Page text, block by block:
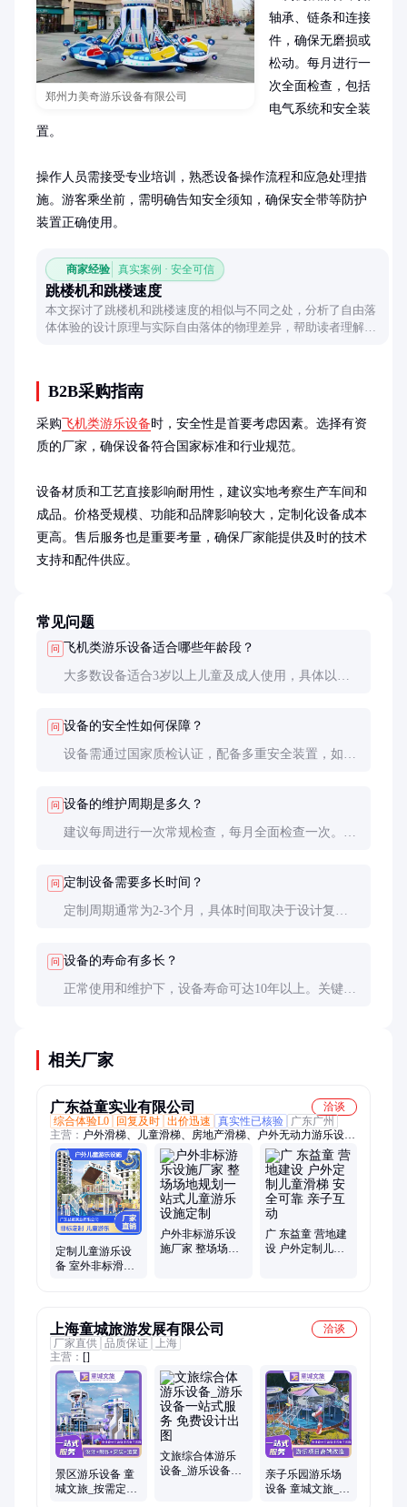
郑州力美奇游乐设备有限公司
轴承、链条和连接
件，确保无磨损或
松动。每月进行一
次全面检查，包括
电气系统和安全装
置。
操作人员需接受专业培训，熟悉设备操作流程和应急处理措
施。游客乘坐前，需明确告知安全须知，确保安全带等防护
装置正确使用。
商家经验 真实案例 · 安全可信
跳楼机和跳楼速度
本文探讨了跳楼机和跳楼速度的相似与不同之处，分析了自由落
体体验的设计原理与实际自由落体的物理差异，帮助读者理解娱
B2B采购指南
采购 飞机类游乐设备时，安全性是首要考虑因素。选择有资
质的厂家，确保设备符合国家标准和行业规范。
设备材质和工艺直接影响耐用性，建议实地考察生产车间和
成品。价格受规模、功能和品牌影响较大，定制化设备成本
更高。售后服务也是重要考量，确保厂家能提供及时的技术
支持和配件供应。
常见问题
问 飞机类游乐设备适合哪些年龄段？
大多数设备适合3岁以上儿童及成人使用，具体以设
问 设备的安全性如何保障？
设备需通过国家质检认证，配备多重安全装置，如安
问 设备的维护周期是多久？
建议每周进行一次常规检查，每月全面检查一次。高
问 定制设备需要多长时间？
定制周期通常为2-3个月，具体时间取决于设计复杂
问 设备的寿命有多长？
正常使用和维护下，设备寿命可达10年以上。关键部
相关厂家
广东益童实业有限公司
洽谈
综合体验L0
回复及时 出价迅速 真实性已核验
广东广州
主营： 户外滑梯、儿童滑梯、房地产滑梯、户外无动力游乐设
施、户外游乐设备、儿童游乐设施、定制游乐设施、房地产配套
游乐、大型游乐设施、组合滑梯、不锈钢滑梯、小区滑梯、塑料
滑梯、幼儿园滑梯、儿童攀爬设施、小型滑梯、大型滑梯、非标
儿童乐园
定制儿童游乐设
备 室外非标滑梯
户外非标游乐设
施厂家 整场场地
广 东益童 营地建
设 户外定制儿童
上海童城旅游发展有限公司
洽谈
厂家直供 品质保证
上海
主营： []
景区游乐设备 童
城文旅_按需定制
文旅综合体游乐
设备_游乐设备一
亲子乐园游乐场
设备 童城文旅_游